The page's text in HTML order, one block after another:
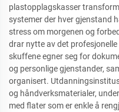
plastopplagskasser
systemer der hver gjenstand
stress om morgenen og
drar nytte av det
skuffene egner seg for
og personlige gjenstander,
organisert.
og håndverksmaterialer,
med flater som er enkle å